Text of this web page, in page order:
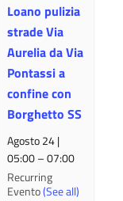
Loano pulizia
strade Via
Aurelia da Via
Pontassi a
confine con
Borghetto SS
Agosto 24 |
05:00–07:00
Recurring
Evento(See all)